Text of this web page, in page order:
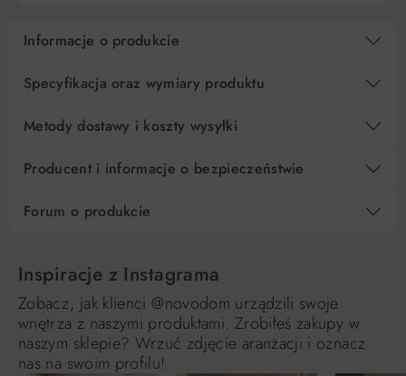
Informacje o produkcie
Specyfikacja oraz wymiary produktu
Metody dostawy i koszty wysyłki
Producent i informacje o bezpieczeństwie
Forum o produkcie
Inspiracje z Instagrama
Zobacz, jak klienci @novodom urządzili swoje
wnętrza z naszymi produktami. Zrobiłeś zakupy w
naszym sklepie? Wrzuć zdjęcie aranżacji i oznacz
nas na swoim profilu!